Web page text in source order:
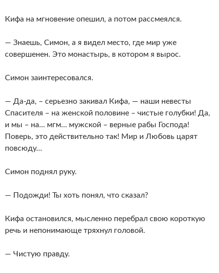
Кифа на мгновение опешил, а потом рассмеялся.
— Знаешь, Симон, а я видел место, где мир уже
совершенен. Это монастырь, в котором я вырос.
Симон заинтересовался.
— Да-да, – серьезно закивал Кифа, — наши невесты
Спасителя – на женской половине – чистые голубки! Да,
и мы – на… мгм… мужской – верные рабы Господа!
Поверь, это действительно так! Мир и Любовь царят
повсюду…
Симон поднял руку.
— Подожди! Ты хоть понял, что сказал?
Кифа остановился, мысленно перебрал свою короткую
речь и непонимающе тряхнул головой.
— Чистую правду.